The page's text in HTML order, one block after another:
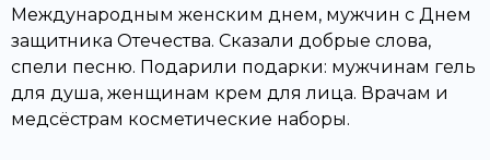
Международным женским днем, мужчин с Днем
защитника Отечества. Сказали добрые слова,
спели песню. Подарили подарки: мужчинам гель
для душа, женщинам крем для лица. Врачам и
медсёстрам косметические наборы.